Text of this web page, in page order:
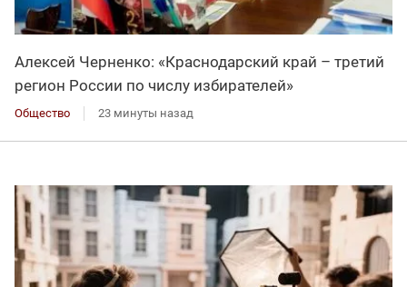
Алексей Черненко: «Краснодарский край – третий
регион России по числу избирателей»
Общество 23 минуты назад